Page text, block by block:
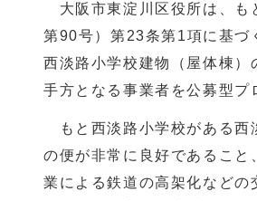
大阪市東淀川区役所は、も
第90号）第23条第1項に基づ
西淡路小学校建物（屋体棟）
手方となる事業者を公募型プ
もと西淡路小学校がある西
の便が非常に良好であるこ
業による鉄道の高架化などの